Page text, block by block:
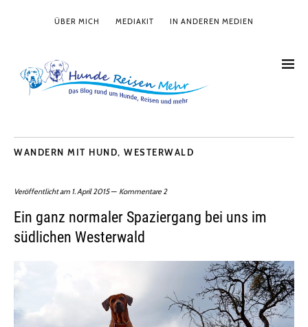
ÜBER MICH MEDIAKIT IN ANDEREN MEDIEN
WANDERN MIT HUND, WESTERWALD
Veröffentlicht am 1. April 2015 Kommentare 2
Ein ganz normaler Spaziergang bei uns im
südlichen Westerwald